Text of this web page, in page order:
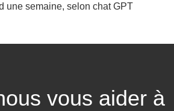
une semaine, selon chat GPT
vous aider à